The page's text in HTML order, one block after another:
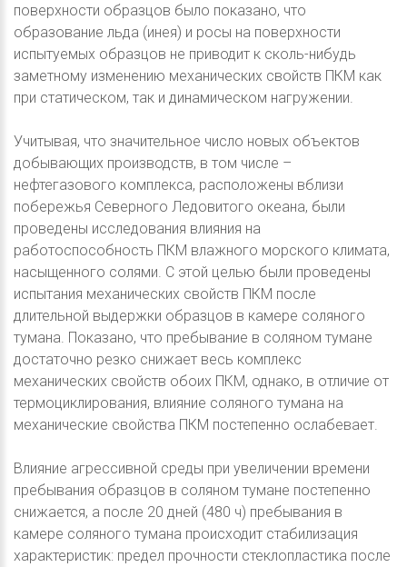
поверхности образцов было показано, что
образование льда (инея) и росы на поверхности
испытуемых образцов не приводит к сколь-нибудь
заметному изменению механических свойств ПКМ как
при статическом, так и динамическом нагружении.
Учитывая, что значительное число новых объектов
добывающих производств, в том числе –
нефтегазового комплекса, расположены вблизи
побережья Северного Ледовитого океана, были
проведены исследования влияния на
работоспособность ПКМ влажного морского климата,
насыщенного солями. С этой целью были проведены
испытания механических свойств ПКМ после
длительной выдержки образцов в камере соляного
тумана. Показано, что пребывание в соляном тумане
достаточно резко снижает весь комплекс
механических свойств обоих ПКМ, однако, в отличие от
термоциклирования, влияние соляного тумана на
механические свойства ПКМ постепенно ослабевает.
Влияние агрессивной среды при увеличении времени
пребывания образцов в соляном тумане постепенно
снижается, а после 20 дней (480 ч) пребывания в
камере соляного тумана происходит стабилизация
характеристик: предел прочности стеклопластика после